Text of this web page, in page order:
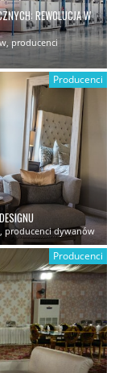
REWOLUCJA W
producenci
Producenci
producenci dywanów
Producenci